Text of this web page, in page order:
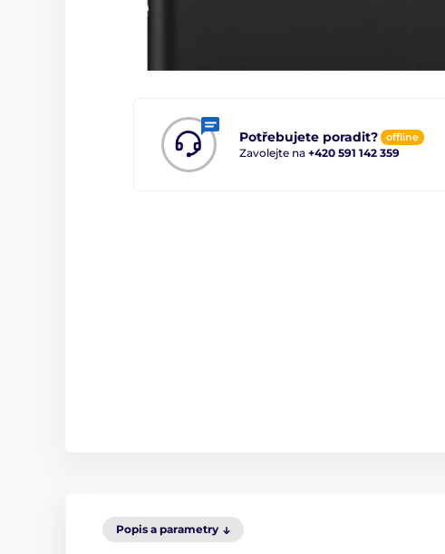
Potřebujete poradit? offline
Zavolejte na +420 591 142 359
Popis a parametry